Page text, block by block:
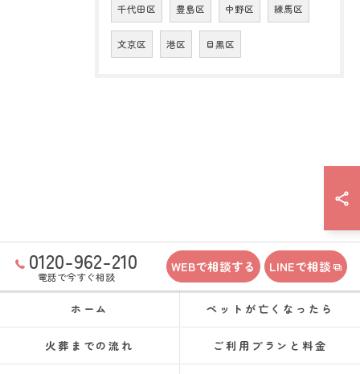
千代田区 豊島区 中野区 練馬区
文京区 港区 目黒区
0120-962-210
電話で今すぐ相談
WEBで相談する LINEで相談
ホーム ペットが亡くなったら
火葬までの流れ ご利用プランと料金